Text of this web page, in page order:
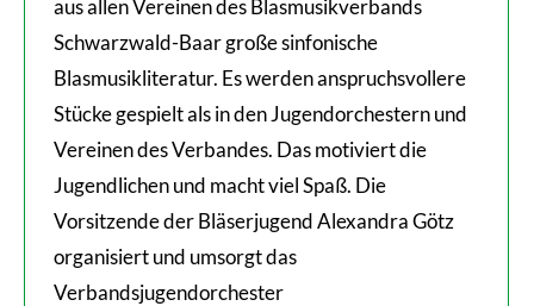
aus allen Vereinen des Blasmusikverbands
Schwarzwald-Baar große sinfonische
Blasmusikliteratur. Es werden anspruchsvollere
Stücke gespielt als in den Jugendorchestern und
Vereinen des Verbandes. Das motiviert die
Jugendlichen und macht viel Spaß. Die
Vorsitzende der Bläserjugend Alexandra Götz
organisiert und umsorgt das
Verbandsjugendorchester